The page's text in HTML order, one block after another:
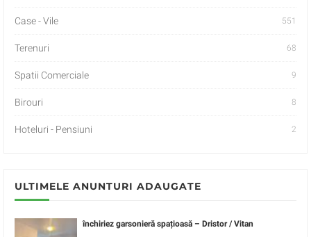
Case - Vile 551
Terenuri 68
Spatii Comerciale 9
Birouri 8
Hoteluri - Pensiuni 2
ULTIMELE ANUNTURI ADAUGATE
închiriez garsonieră spațioasă – Dristor / Vitan